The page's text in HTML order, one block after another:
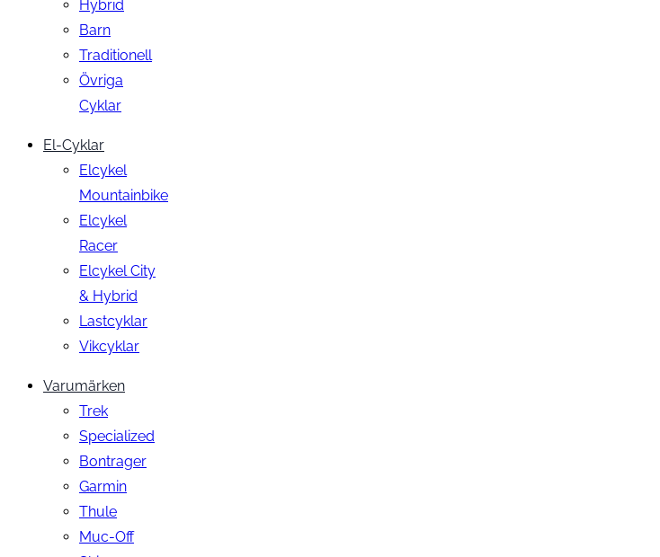
Hybrid
Barn
Traditionell
Övriga
Cyklar
El-Cyklar
Elcykel
Mountainbike
Elcykel
Racer
Elcykel City
& Hybrid
Lastcyklar
Vikcyklar
Varumärken
Trek
Specialized
Bontrager
Garmin
Thule
Muc-Off